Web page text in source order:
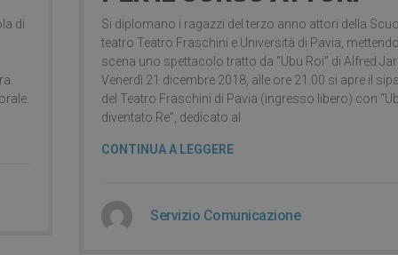
di
Si diplomano i ragazzi del terzo anno attori della
teatro Teatro Fraschini e Università di Pavia,
scena uno spettacolo tratto da “Ubu Roi” di Alfred
Venerdì 21 dicembre 2018, alle ore 21.00 si apre il
del Teatro Fraschini di Pavia (ingresso libero) con
diventato Re”, dedicato al
CONTINUA A LEGGERE
Servizio Comunicazione